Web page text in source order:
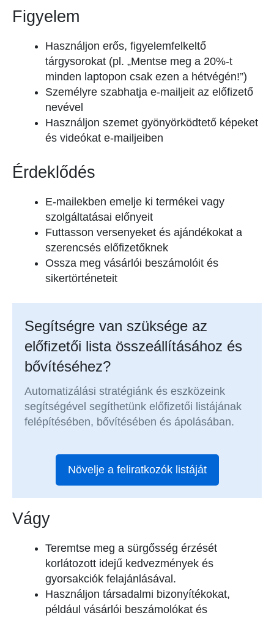
Figyelem
Használjon erős, figyelemfelkeltő
tárgysorokat (pl. „Mentse meg a 20%-t
minden laptopon csak ezen a hétvégén!”)
Személyre szabhatja e-mailjeit az előfizető
nevével
Használjon szemet gyönyörködtető képeket
és videókat e-mailjeiben
Érdeklődés
E-mailekben emelje ki termékei vagy
szolgáltatásai előnyeit
Futtasson versenyeket és ajándékokat a
szerencsés előfizetőknek
Ossza meg vásárlói beszámolóit és
sikertörténeteit
Segítségre van szüksége az
előfizetői lista összeállításához és
bővítéséhez?
Automatizálási stratégiánk és eszközeink
segítségével segíthetünk előfizetői listájának
felépítésében, bővítésében és ápolásában.
Növelje a feliratkozók listáját
Vágy
Teremtse meg a sürgősség érzését
korlátozott idejű kedvezmények és
gyorsakciók felajánlásával.
Használjon társadalmi bizonyítékokat,
például vásárlói beszámolókat és